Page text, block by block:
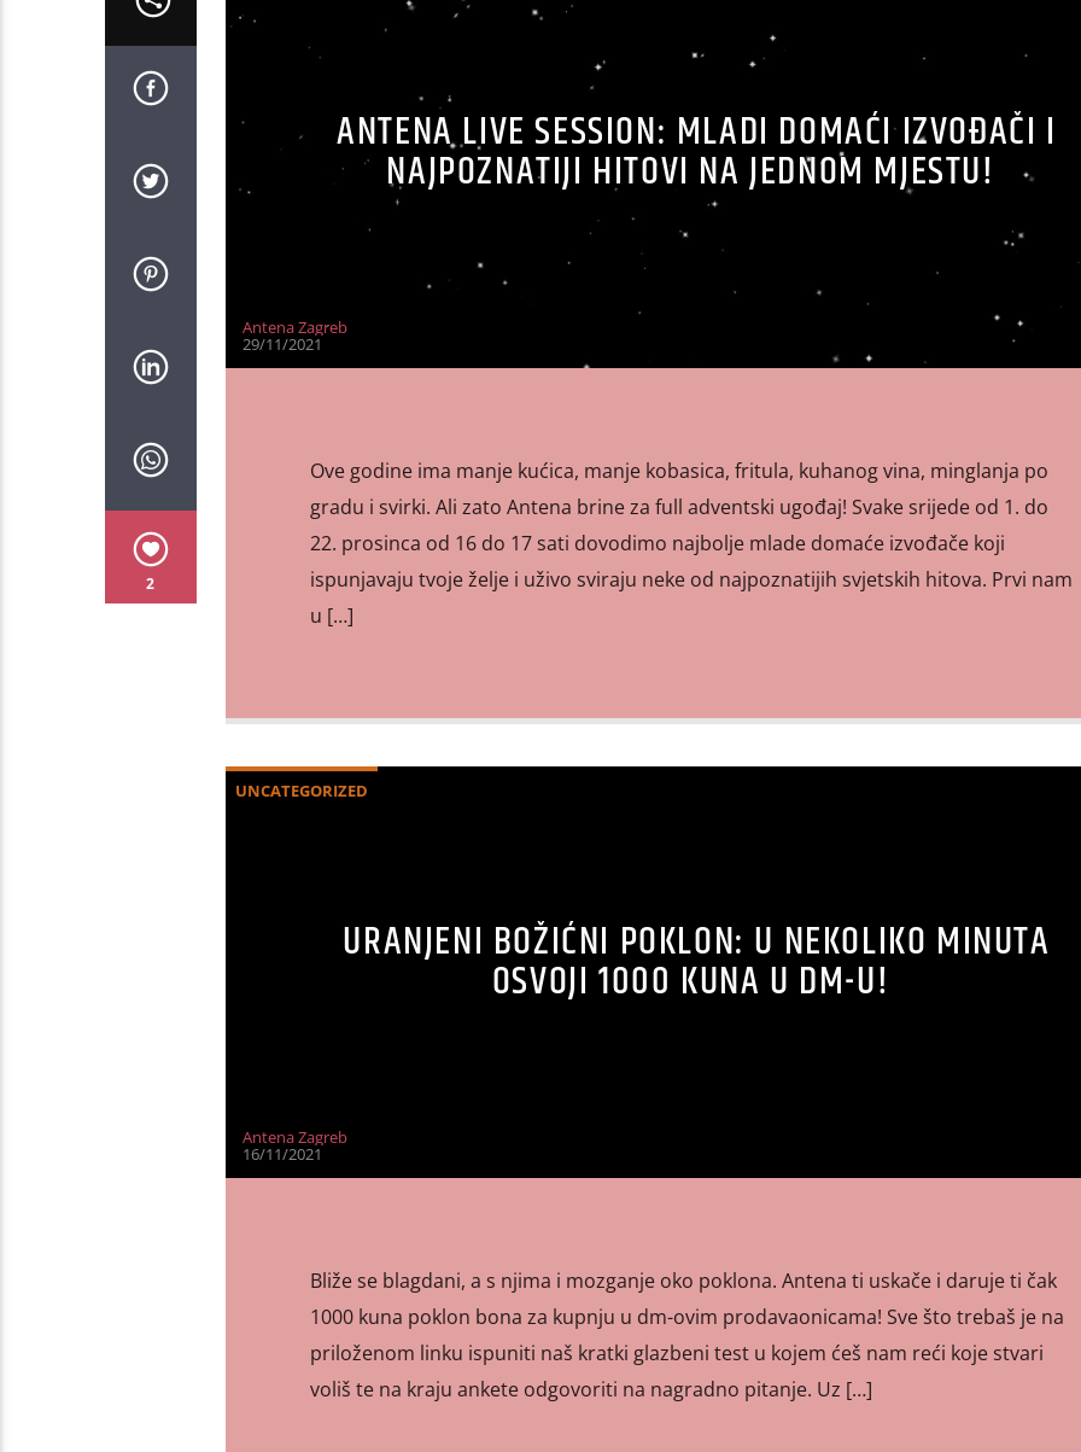
2
ANTENA LIVE SESSION: MLADI DOMAĆI IZVOĐAČI I
NAJPOZNATIJI HITOVI NA JEDNOM MJESTU!
Antena Zagreb
29/11/2021
Ove godine ima manje kućica, manje kobasica, fritula, kuhanog vina, minglanja po
gradu i svirki. Ali zato Antena brine za full adventski ugođaj! Svake srijede od 1. do
22. prosinca od 16 do 17 sati dovodimo najbolje mlade domaće izvođače koji
ispunjavaju tvoje želje i uživo sviraju neke od najpoznatijih svjetskih hitova. Prvi nam
u […]
UNCATEGORIZED
URANJENI BOŽIĆNI POKLON: U NEKOLIKO MINUTA
OSVOJI 1000 KUNA U DM-U!
Antena Zagreb
16/11/2021
Bliže se blagdani, a s njima i mozganje oko poklona. Antena ti uskače i daruje ti čak
1000 kuna poklon bona za kupnju u dm-ovim prodavaonicama! Sve što trebaš je na
priloženom linku ispuniti naš kratki glazbeni test u kojem ćeš nam reći koje stvari
voliš te na kraju ankete odgovoriti na nagradno pitanje. Uz […]